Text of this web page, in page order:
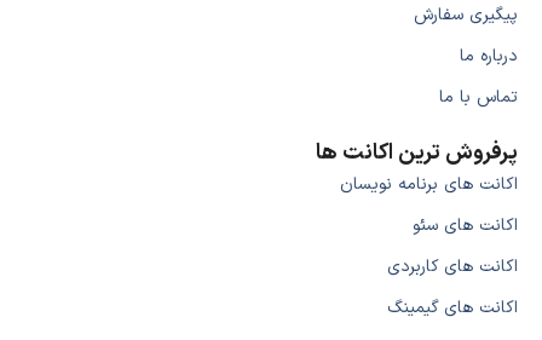
پیگیری سفارش
درباره ما
تماس با ما
پرفروش ترین اکانت ها
اکانت های برنامه نویسان
اکانت های سئو
اکانت های کاربردی
اکانت های گیمینگ